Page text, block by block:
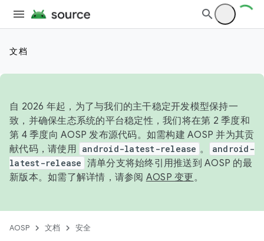
文档
自 2026 年起，为了与我们的主干稳定开发模型保持一
致，并确保生态系统的平台稳定性，我们将在第 2 季度和
第 4 季度向 AOSP 发布源代码。如需构建 AOSP 并为其贡
献代码，请使用 android-latest-release 。
android-
latest-release 清单分支将始终引用推送到 AOSP 的最
新版本。如需了解详情，请参阅 AOSP 变更。
AOSP 文档 安全